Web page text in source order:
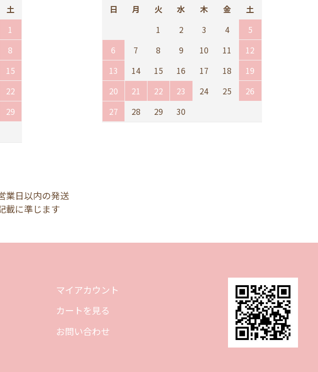
土
1
8
15
22
29
日 月 火 水 木 金
土
1
2 3 4
5
6
7 8 9 10 11
12
13
14 15 16 17 18
19
20
21 22 23 24 25
26
27
28 29 30
業日以内の発送
載に準じます
マイアカウント
カートを見る
お問い合わせ